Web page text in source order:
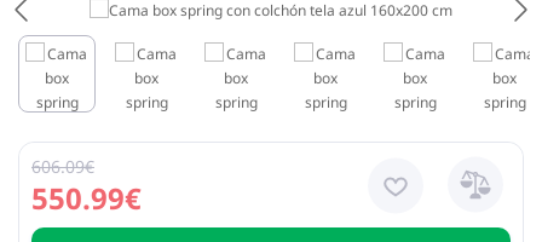
550.99€
606.09€